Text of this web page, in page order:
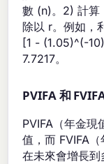
數 (n)。2) 計算
除以 r。例如，
[1 - (1.05)^(-
7.7217。
PVIFA 和
PVIFA（年金現
值，而 FVIFA
在未來會增長